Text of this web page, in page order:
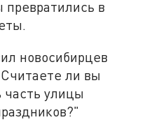
в
новосибирцев
ли вы
улицы